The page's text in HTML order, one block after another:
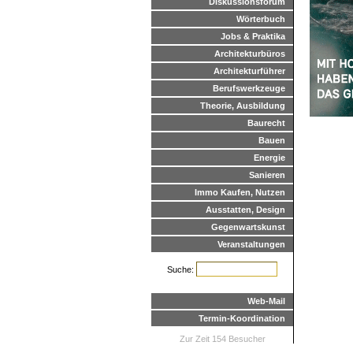
Wörterbuch
Jobs & Praktika
Architekturbüros
Architekturführer
Berufswerkzeuge
Theorie, Ausbildung
Baurecht
Bauen
Energie
Sanieren
Immo Kaufen, Nutzen
Ausstatten, Design
Gegenwartskunst
Veranstaltungen
Suche:
Web-Mail
Termin-Koordination
Zur Zeit 154 Besucher